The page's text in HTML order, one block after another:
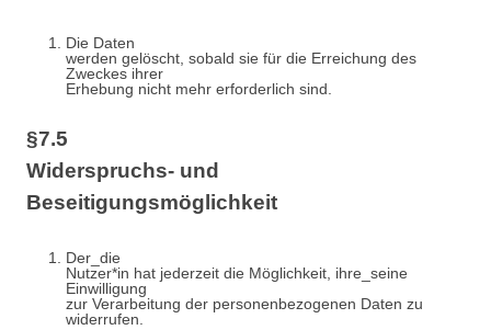
Die Daten
werden gelöscht, sobald sie für die Erreichung des
Zweckes ihrer
Erhebung nicht mehr erforderlich sind.
§7.5
Widerspruchs- und
Beseitigungsmöglichkeit
Der_die
Nutzer*in hat jederzeit die Möglichkeit, ihre_seine
Einwilligung
zur Verarbeitung der personenbezogenen Daten zu
widerrufen.